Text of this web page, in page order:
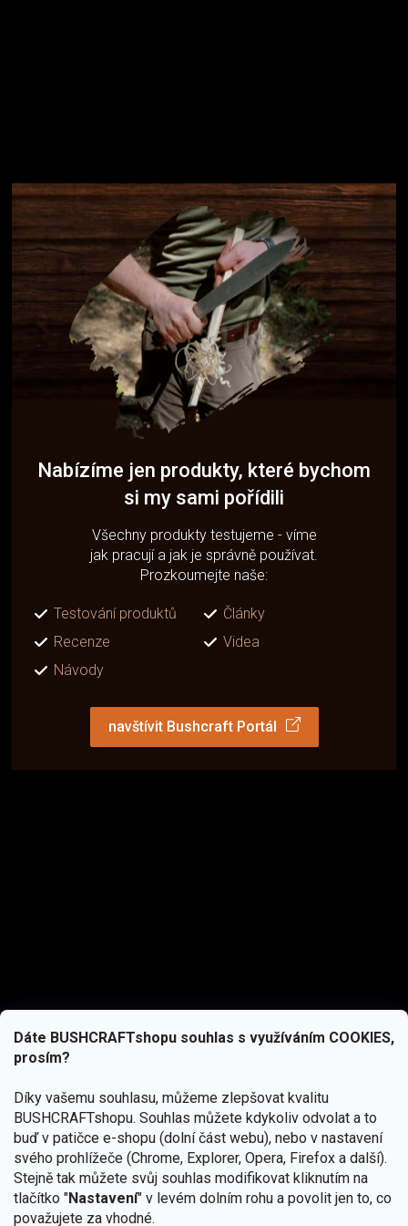
Dáte BUSHCRAFTshopu souhlas s využíváním COOKIES,
prosím?
Díky vašemu souhlasu, můžeme zlepšovat kvalitu
BUSHCRAFTshopu. Souhlas můžete kdykoliv odvolat a to
buď v patičce e-shopu (dolní část webu), nebo v nastavení
svého prohlížeče (Chrome, Explorer, Opera, Firefox a další).
Stejně tak můžete svůj souhlas modifikovat kliknutím na
tlačítko "Nastavení" v levém dolním rohu a povolit jen to, co
považujete za vhodné.
Nabízíme jen produkty, které bychom
si my sami pořídili
Všechny produkty testujeme - víme
jak pracují a jak je správně používat.
Prozkoumejte naše:
Testování produktů
Články
Recenze
Videa
Návody
navštívit Bushcraft Portál